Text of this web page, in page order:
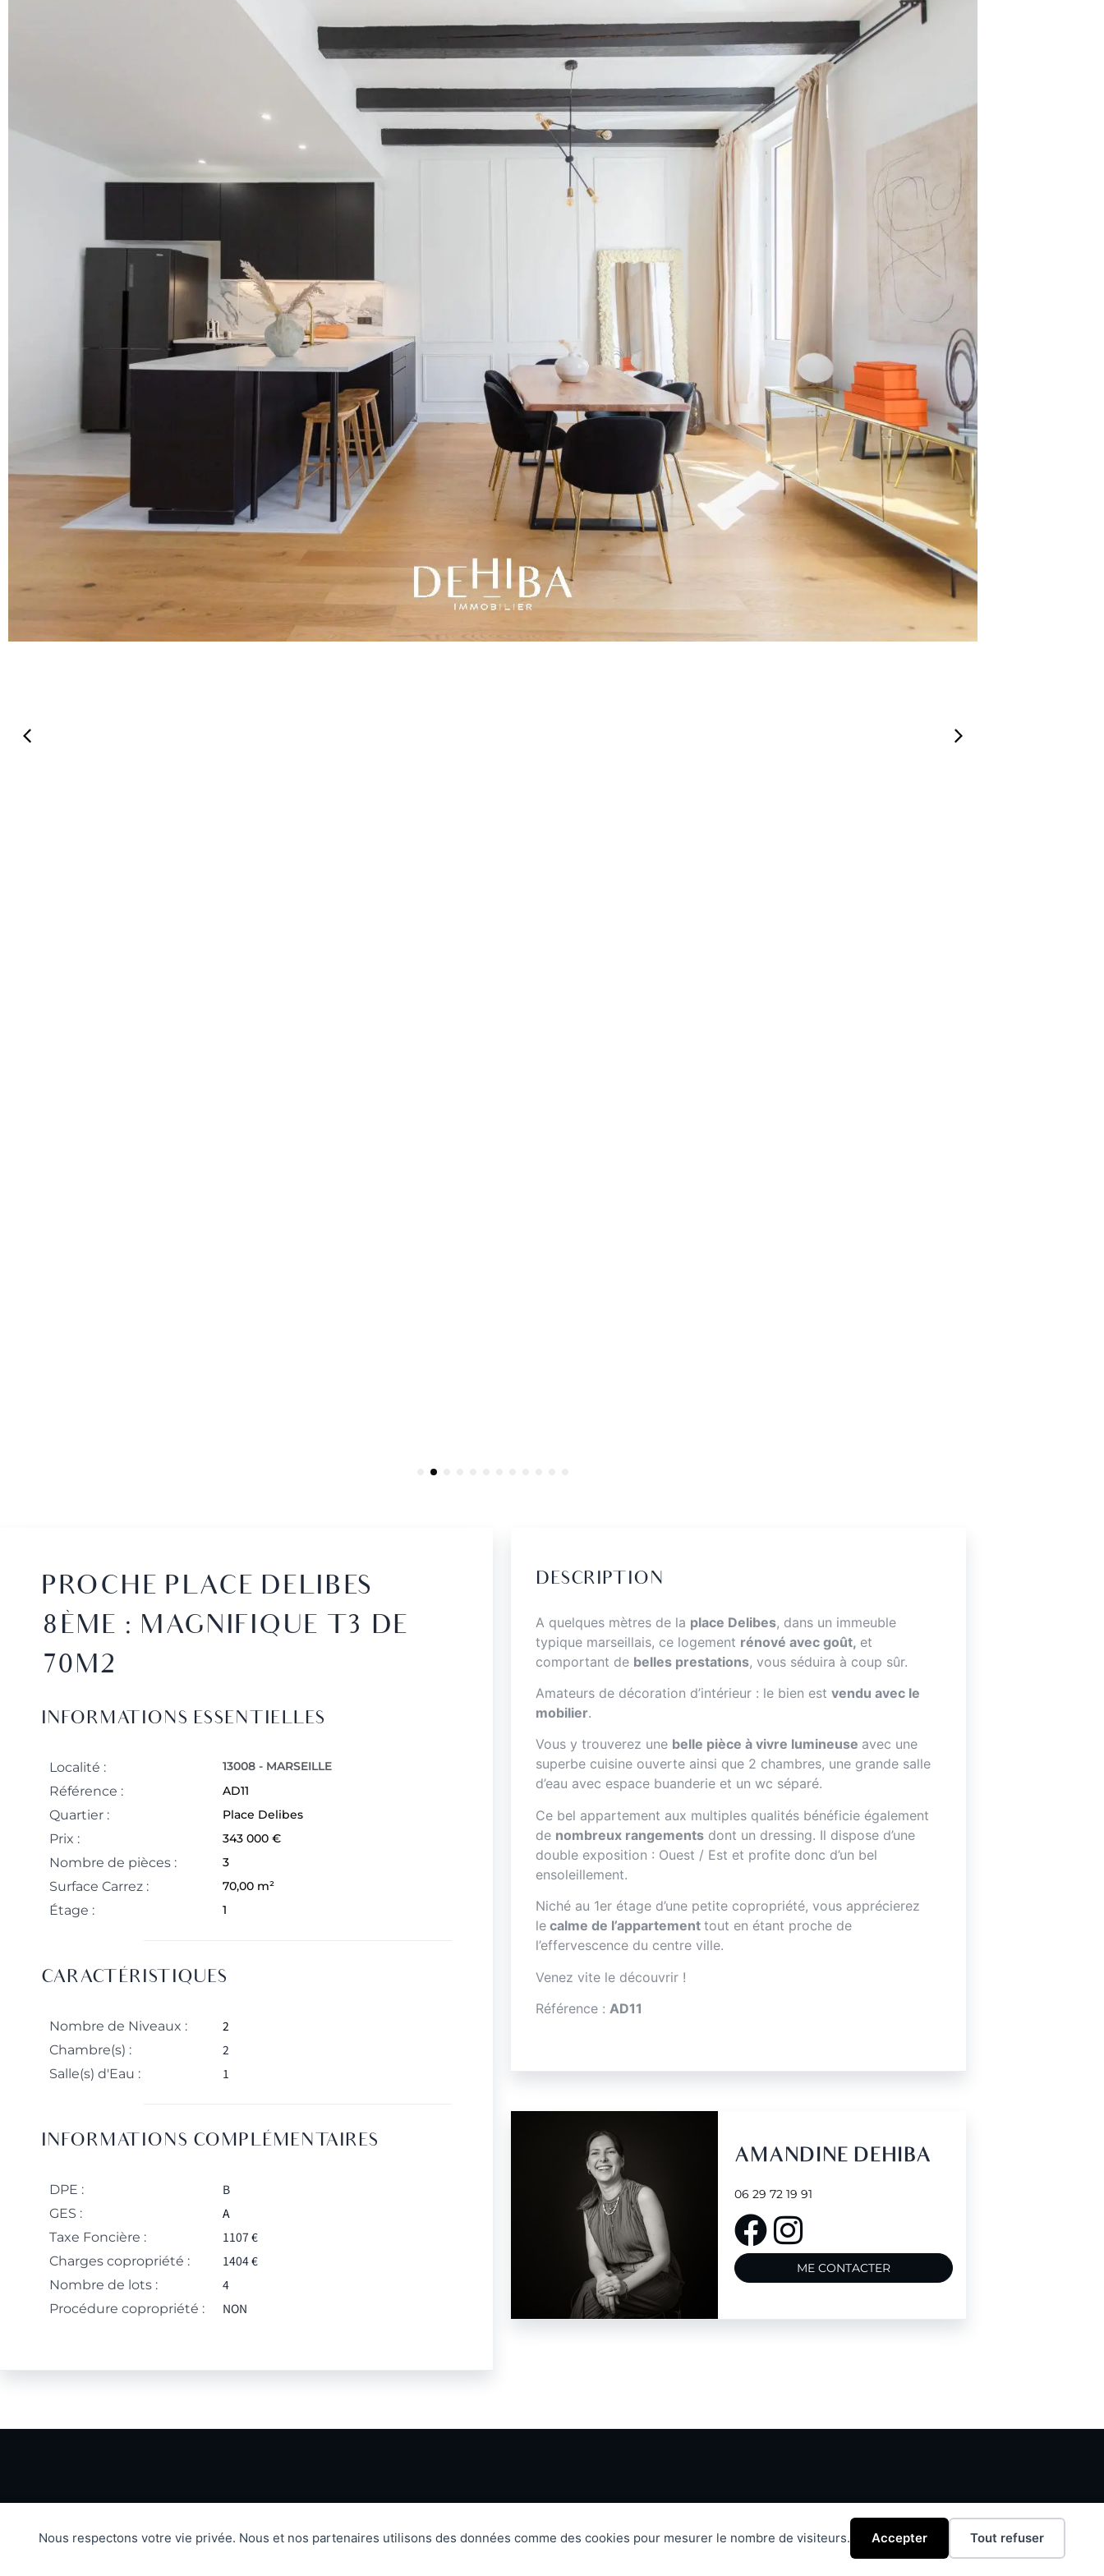
VENDU
PROCHE PLACE DELIBES
8ÈME : MAGNIFIQUE T3 DE
70M2
INFORMATIONS ESSENTIELLES
Localité : 13008 - MARSEILLE
Référence : AD11
Quartier : Place Delibes
Prix : 343 000 €
Nombre de pièces : 3
Surface Carrez : 70,00 m²
Étage : 1
CARACTÉRISTIQUES
Nombre de Niveaux : 2
Chambre(s) : 2
Salle(s) d'Eau : 1
INFORMATIONS COMPLÉMENTAIRES
DPE : B
GES : A
Taxe Foncière : 1107 €
Charges copropriété : 1404 €
Nombre de lots : 4
Procédure copropriété : NON
DESCRIPTION
A quelques mètres de la place Delibes, dans un immeuble
typique marseillais, ce logement rénové avec goût, et
comportant de belles prestations, vous séduira à coup sûr.
Amateurs de décoration d’intérieur : le bien est vendu avec le
mobilier.
Vous y trouverez une belle pièce à vivre lumineuse avec une
superbe cuisine ouverte ainsi que 2 chambres, une grande salle
d’eau avec espace buanderie et un wc séparé.
Ce bel appartement aux multiples qualités bénéficie également
de nombreux rangements dont un dressing. Il dispose d’une
double exposition : Ouest / Est et profite donc d’un bel
ensoleillement.
Niché au 1er étage d’une petite copropriété, vous apprécierez
le calme de l’appartement tout en étant proche de
l’effervescence du centre ville.
Venez vite le découvrir !
Référence : AD11
AMANDINE DEHIBA
06 29 72 19 91
ME CONTACTER
2021 © Tous droits réservés - Site réalisé par l'Agence M COM | Made in
Nous respectons votre vie privée. Nous et nos partenaires utilisons des données comme des cookies pour mesurer le nombre de visiteurs. Accepter Tout refuser